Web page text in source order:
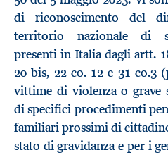
di riconoscimento del
territorio nazionale di
presenti in Italia dagli artt.
20 bis, 22 co. 12 e 31 co.3
vittime di violenza o grave
di specifici procedimenti
familiari prossimi di
stato di gravidanza e per i